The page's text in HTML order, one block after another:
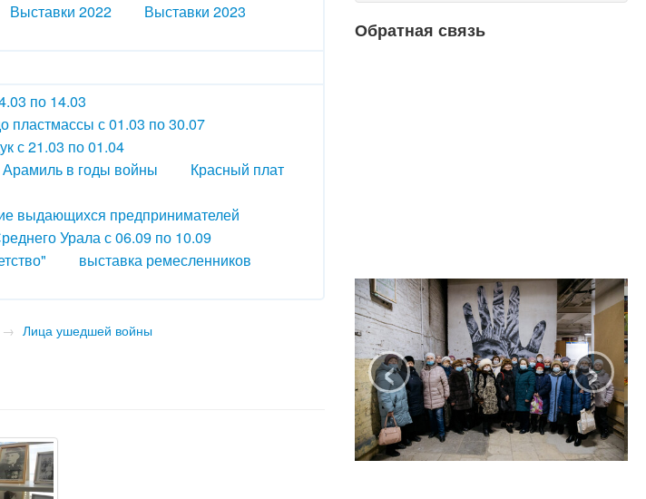
Выставки 2022
Выставки 2023
по 14.03
пластмассы с 01.03 по 30.07
с 21.03 по 01.04
Арамиль в годы войны
Красный плат
выдающихся предпринимателей
Урала с 06.09 по 10.09
выставка ремесленников
→ Лица ушедшей войны
Обратная связь
‹ ›